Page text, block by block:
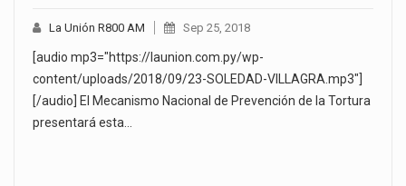
La Unión R800 AM Sep 25, 2018
[audio mp3="https://launion.com.py/wp-
content/uploads/2018/09/23-SOLEDAD-VILLAGRA.mp3"]
[/audio] El Mecanismo Nacional de Prevención de la Tortura
presentará esta…